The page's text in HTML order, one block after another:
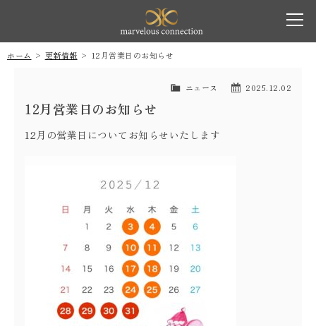
marvelous
ホーム 更新情報 12月営業日のお知らせ
2025.12.02
ニュース
12月営業日のお知らせ
12月の営業日についてお知らせいたします